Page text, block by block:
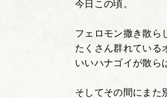
今日この頃。
フェロモン撒き散ら
たくさん群れている
いいハナゴイが散ら
そしてその間にまた